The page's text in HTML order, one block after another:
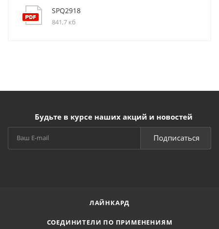
SPQ2918
841,7 кб
Будьте в курсе наших акций и новостей
Подписаться
ЛАЙНКАРД
СОЕДИНИТЕЛИ ПО ПРИМЕНЕНИЯМ